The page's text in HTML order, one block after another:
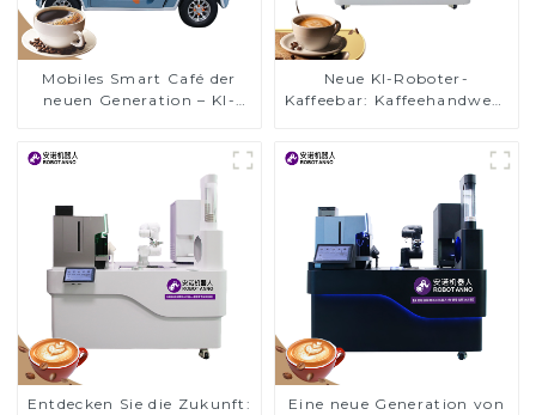
Mobiles Smart Café der
neuen Generation – KI-
Neue KI-Roboter-
Kaffeebar: Kaffeehandwerk
Entdecken Sie die Zukunft:
Eine neue Generation von